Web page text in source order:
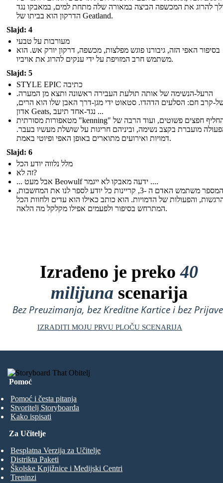
להרוג את המכשפה הביצה במאורה שלה מתחת למים, במאבקו נגד
הדרקון הוא בביתו של Geatland.
Slajd: 4
מעורבות על טבעי
בסיפור האפי הזה, גיבורנו פוגש מפלצות, מכשפה, דרקון יורק אש. הוא
משתמש חרב המזויפת על ידי ענקים להרוג את אויביו.
Slajd: 5
STYLE EPIC כתיבה
הרעל-הנשימה של אותה תולעת העבירה ראשונה ותצא מן המערה.
קרב חם: הסלעים הדהדו. סטאוט ידי מגן-דרך האבן שלו הוא הרים,
אדון Geats, נגד-אחד תיעב ...
מטאפורות מסורתית "kenning" להחליף חפצים פשוטים, ועוד הרבה של
מועברת בקצב נשימה, וביניהם חריגות על שושלת מעשיו בעבר.
דמויות ואירועים מתוארים באופן האפי ופיוטי באמת.
Slajd: 6
מלל נלווה יודע הכל
זה לא?
... אבל מעט Beowulf ידעה מאבקו לא ייגמר ....
המספר משתמש האדם ה -3, קריינות כל יודע לספר לנו את המחשבות,
והפעולות של הדמויות. הוא כותב כאילו הוא עדים ולחוות הכל
המתרחש בסיפור ולפעמים אפילו מקלקל מה הלאה.
Izrađeno je preko40
milijuna scenarija
Bez Preuzimanja, bez Kreditne Kartice i bez
IZRADITI MOJU PRVU PLOČU SCENARIJA
Pomoć
Pomoć i česta pitanja
Stvoritelj Storyboarda
Kako ispisati
Za Učitelje
Besplatna Verzija za Učitelje
Distrikta Paketi
Školske Knjižnice i Medijski Centri
Treninzi